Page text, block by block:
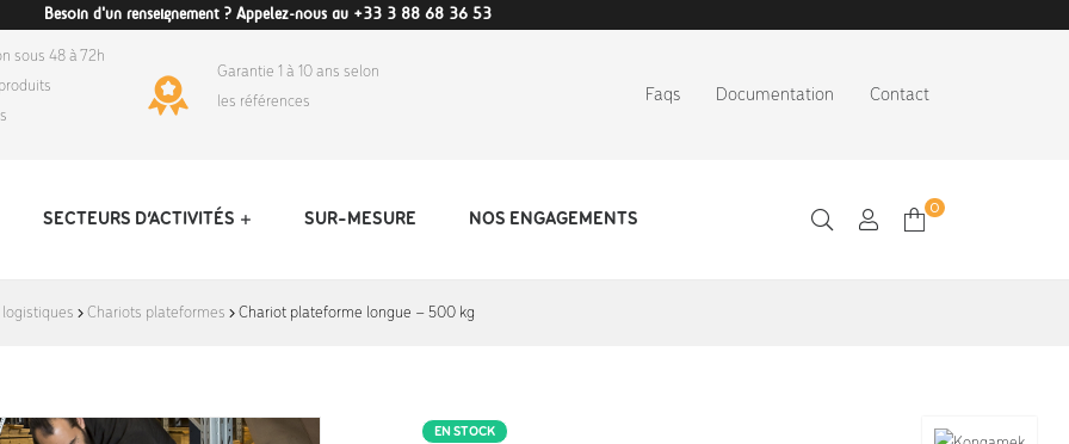
Besoin d'un renseignement ? Appelez-nous au +33 3 88 68 36 53
sous 48 à 72h
Garantie 1 à 10 ans selon
les références
Faqs Documentation Contact
SECTEURS D’ACTIVITÉS SUR-MESURE NOS ENGAGEMENTS
0
Chariots plateformes Chariot plateforme longue – 500 kg
EN STOCK